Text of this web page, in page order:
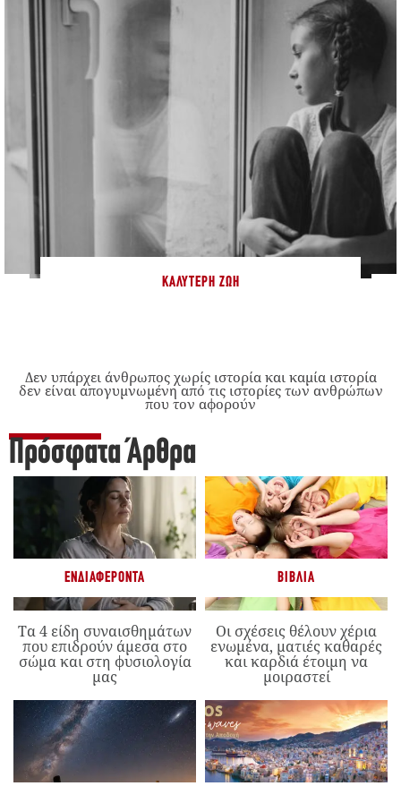
ΚΑΛΎΤΕΡΗ ΖΩΉ
Δεν υπάρχει άνθρωπος χωρίς ιστορία και καμία ιστορία
δεν είναι απογυμνωμένη από τις ιστορίες των ανθρώπων
που τον αφορούν
Πρόσφατα Άρθρα
ΕΝΔΙΑΦΈΡΟΝΤΑ
Τα 4 είδη συναισθημάτων
που επιδρούν άμεσα στο
σώμα και στη φυσιολογία
μας
ΒΙΒΛΊΑ
Οι σχέσεις θέλουν χέρια
ενωμένα, ματιές καθαρές
και καρδιά έτοιμη να
μοιραστεί